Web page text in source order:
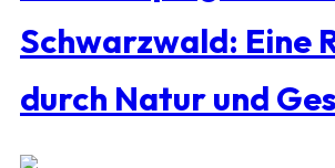
Schwarzwald: Eine
durch Natur und